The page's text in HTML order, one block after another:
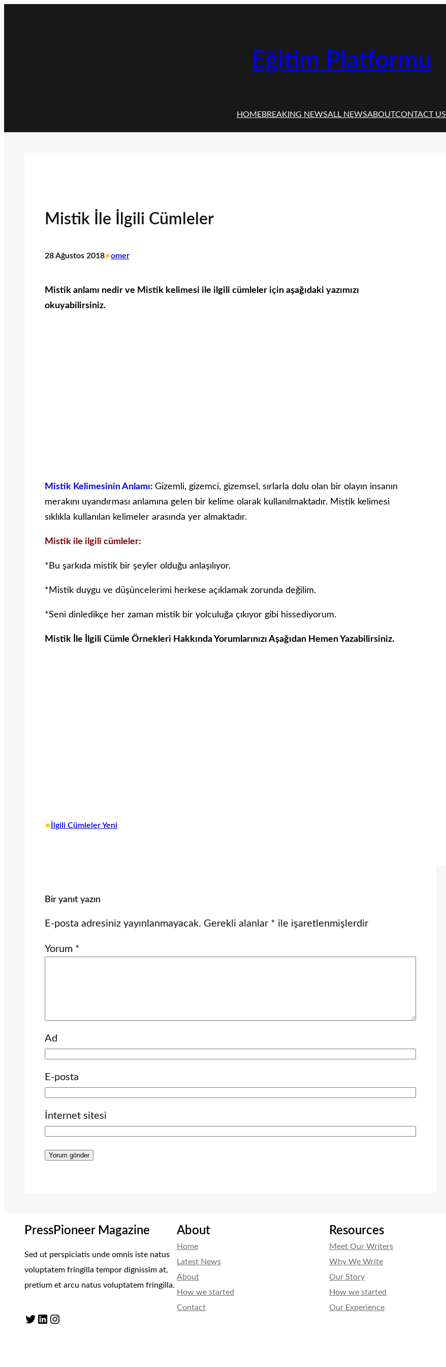
Eğitim Platformu
HOMEBREAKING NEWSALL NEWSABOUTCONTACT US
Mistik İle İlgili Cümleler
28 Ağustos 2018•omer
Mistik anlamı nedir ve Mistik kelimesi ile ilgili cümleler için aşağıdaki yazımızı
okuyabilirsiniz.
Mistik Kelimesinin Anlamı: Gizemli, gizemci, gizemsel, sırlarla dolu olan bir olayın insanın
merakını uyandırması anlamına gelen bir kelime olarak kullanılmaktadır. Mistik kelimesi
sıklıkla kullanılan kelimeler arasında yer almaktadır.
Mistik ile ilgili cümleler:
*Bu şarkıda mistik bir şeyler olduğu anlaşılıyor.
*Mistik duygu ve düşüncelerimi herkese açıklamak zorunda değilim.
*Seni dinledikçe her zaman mistik bir yolculuğa çıkıyor gibi hissediyorum.
Mistik İle İlgili Cümle Örnekleri Hakkında Yorumlarınızı Aşağıdan Hemen Yazabilirsiniz.
• İlgili Cümleler Yeni
Bir yanıt yazın
E-posta adresiniz yayınlanmayacak. Gerekli alanlar * ile işaretlenmişlerdir
Yorum *
Ad
E-posta
İnternet sitesi
PressPioneer Magazine
Sed ut perspiciatis unde omnis iste natus
voluptatem fringilla tempor dignissim at,
pretium et arcu natus voluptatem fringilla.
Twitter LinkedIn Instagram
About
Home
Latest News
About
How we started
Contact
Resources
Meet Our Writers
Why We Write
Our Story
How we started
Our Experience